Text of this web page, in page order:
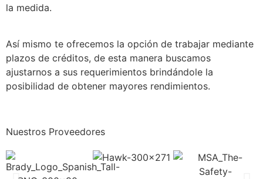
la medida.
Así mismo te ofrecemos la opción de trabajar mediante
plazos de créditos, de esta manera buscamos
ajustarnos a sus requerimientos brindándole la
posibilidad de obtener mayores rendimientos.
Nuestros Proveedores